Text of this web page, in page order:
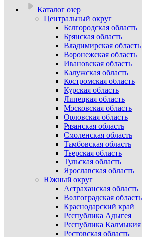
Каталог озер
Центральный округ
Белгородская область
Брянская область
Владимирская область
Воронежская область
Ивановская область
Калужская область
Костромская область
Курская область
Липецкая область
Московская область
Орловская область
Рязанская область
Смоленская область
Тамбовская область
Тверская область
Тульская область
Ярославская область
Южный округ
Астраханская область
Волгоградская область
Краснодарский край
Республика Адыгея
Республика Калмыкия
Ростовская область